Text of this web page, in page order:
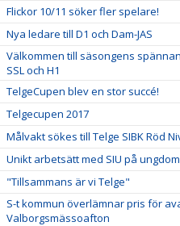
Flickor 10/11 söker fler spelare!
Nya ledare till D1 och Dam-JAS
Välkommen till säsongens
SSL och H1
TelgeCupen blev en stor succé!
Telgecupen 2017
Målvakt sökes till Telge SIBK Röd
Unikt arbetsätt med SIU på
"Tillsammans är vi Telge"
S-t kommun överlämnar pris för
Valborgsmässoafton